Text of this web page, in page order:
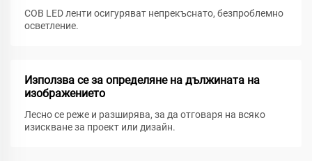
COB LED ленти осигуряват непрекъснато, безпроблемно
осветление.
Използва се за определяне на дължината на
изображението
Лесно се реже и разширява, за да отговаря на всяко
изискване за проект или дизайн.